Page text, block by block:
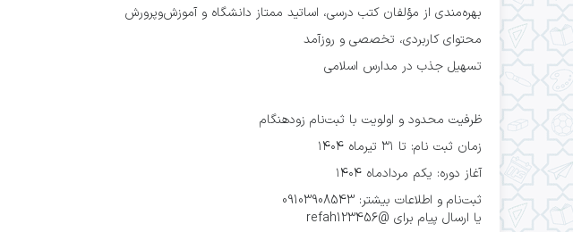
بهره‌مندی از مؤلفان كتب درسی، اساتید ممتاز دانشگاه و آموزش‌وپرورش
محتوای کاربردی، تخصصی و روزآمد
تسهيل جذب در مدارس اسلامی
ظرفیت محدود و اولویت با ثبت‌نام زودهنگام
زمان ثبت نام: تا ۳۱ تيرماه ۱۴۰۴
آغاز دوره: يكم مردادماه ۱۴۰۴
ثبت‌نام و اطلاعات بیشتر: 09103908543
‌یا ارسال پیام برای @refah123456